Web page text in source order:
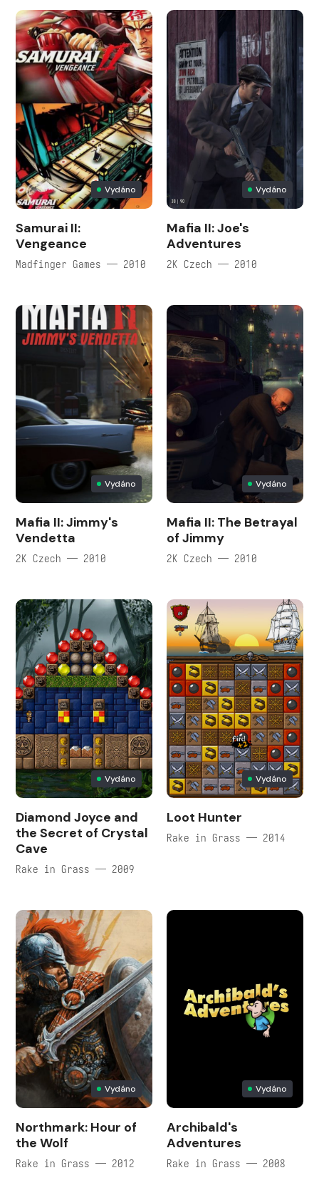
Vydáno
Samurai II:
Vengeance
Madfinger Games — 2010
Vydáno
Mafia II: Joe's
Adventures
2K Czech — 2010
Vydáno
Mafia II: Jimmy's
Vendetta
2K Czech — 2010
Vydáno
Mafia II: The Betrayal
of Jimmy
2K Czech — 2010
Vydáno
Diamond Joyce and
the Secret of Crystal
Cave
Rake in Grass — 2009
Vydáno
Loot Hunter
Rake in Grass — 2014
Vydáno
Northmark: Hour of
the Wolf
Rake in Grass — 2012
Vydáno
Archibald's
Adventures
Rake in Grass — 2008